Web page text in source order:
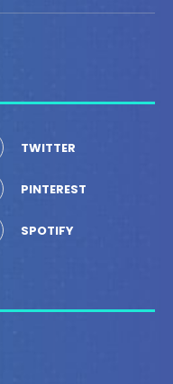
TWITTER
PINTEREST
SPOTIFY